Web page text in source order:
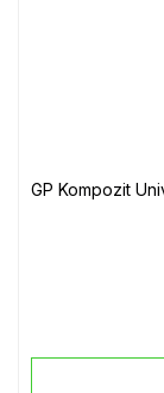
GP Kompozit